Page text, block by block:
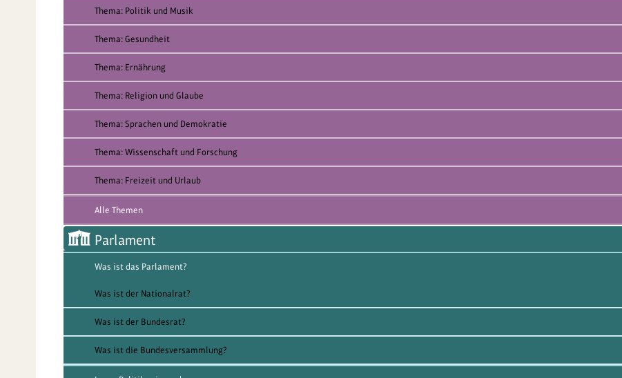
Thema: Politik und Musik
Thema: Gesundheit
Thema: Ernährung
Thema: Religion und Glaube
Thema: Sprachen und Demokratie
Thema: Wissenschaft und Forschung
Thema: Freizeit und Urlaub
Alle Themen
Parlament
Was ist das Parlament?
Was ist der Nationalrat?
Was ist der Bundesrat?
Was ist die Bundesversammlung?